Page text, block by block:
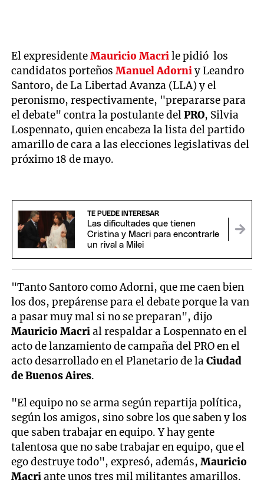
El expresidenteMauricio Macrile pidió los
candidatos porteñosManuel Adorniy Leandro
Santoro, de La Libertad Avanza (LLA) y el
peronismo, respectivamente, "prepararse para
el debate" contra la postulante delPRO, Silvia
Lospennato, quien encabeza la lista del partido
amarillo de cara a las elecciones legislativas del
próximo 18 de mayo.
TE PUEDE INTERESAR
Las dificultades que tienen
Cristina y Macri para encontrarle
un rival a Milei
"Tanto Santoro como Adorni, que me caen bien
los dos, prepárense para el debate porque la van
a pasar muy mal si no se preparan", dijo
Mauricio Macrial respaldar a Lospennato en el
acto de lanzamiento de campaña del PRO en el
acto desarrollado en el Planetario de laCiudad
de Buenos Aires.
"El equipo no se arma según repartija política,
según los amigos, sino sobre los que saben y los
que saben trabajar en equipo. Y hay gente
talentosa que no sabe trabajar en equipo, que el
ego destruye todo", expresó, además,Mauricio
Macriante unos tres mil militantes amarillos.